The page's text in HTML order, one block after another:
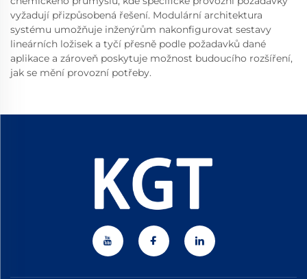
vyžadují přizpůsobená řešení. Modulární architektura
systému umožňuje inženýrům nakonfigurovat sestavy
lineárních ložisek a tyčí přesně podle požadavků dané
aplikace a zároveň poskytuje možnost budoucího rozšíření,
jak se mění provozní potřeby.